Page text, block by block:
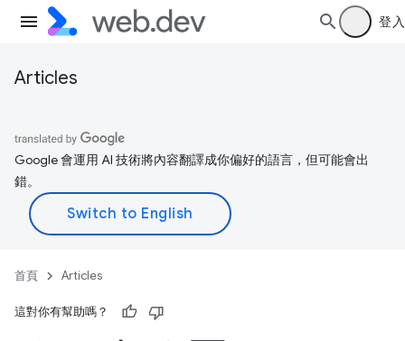
登入
Articles
Google 會運用 AI 技術將內容翻譯成你偏好的語言，但可能會出
錯。
首頁 Articles
這對你有幫助嗎？